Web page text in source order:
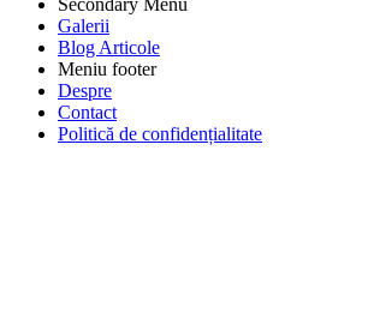
Galerii
Blog Articole
Meniu footer
Despre
Contact
Politică de confidențialitate